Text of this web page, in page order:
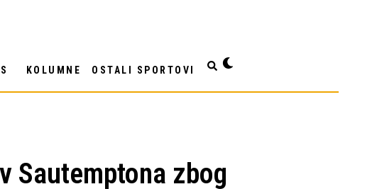
KOLUMNE OSTALI SPORTOVI
Sautemptona zbog